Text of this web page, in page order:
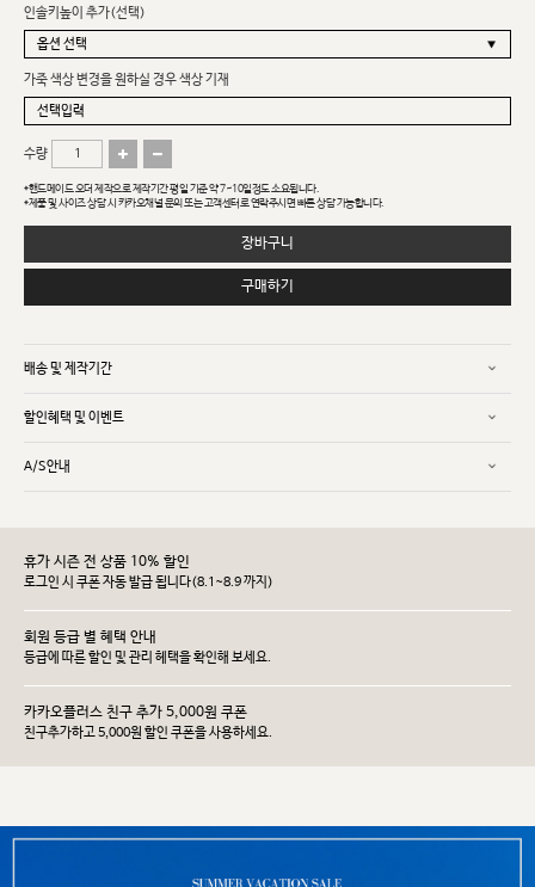
인솔키높이 추가(선택)
가죽 색상 변경을 원하실 경우 색상 기재
수량
*핸드메이드 오더 제작으로 제작기간 평일 기준 약 7~10일정도 소요됩니다.
*제품 및 사이즈 상담 시 카카오채널 문의 또는 고객센터로 연락주시면 빠른 상담 가능합니다.
장바구니
구매하기
배송 및 제작기간
할인혜택 및 이벤트
A/S안내
휴가 시즌 전 상품 10% 할인
로그인 시 쿠폰 자동 발급 됩니다(8.1~8.9 까지)
회원 등급 별 혜택 안내
등급에 따른 할인 및 관리 헤택을 확인해 보세요.
카카오플러스 친구 추가 5,000원 쿠폰
친구추가하고 5,000원 할인 쿠폰을 사용하세요.